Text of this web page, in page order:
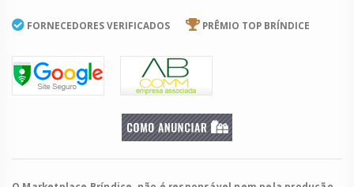
FORNECEDORES VERIFICADOS PRÊMIO TOP BRÍNDICE